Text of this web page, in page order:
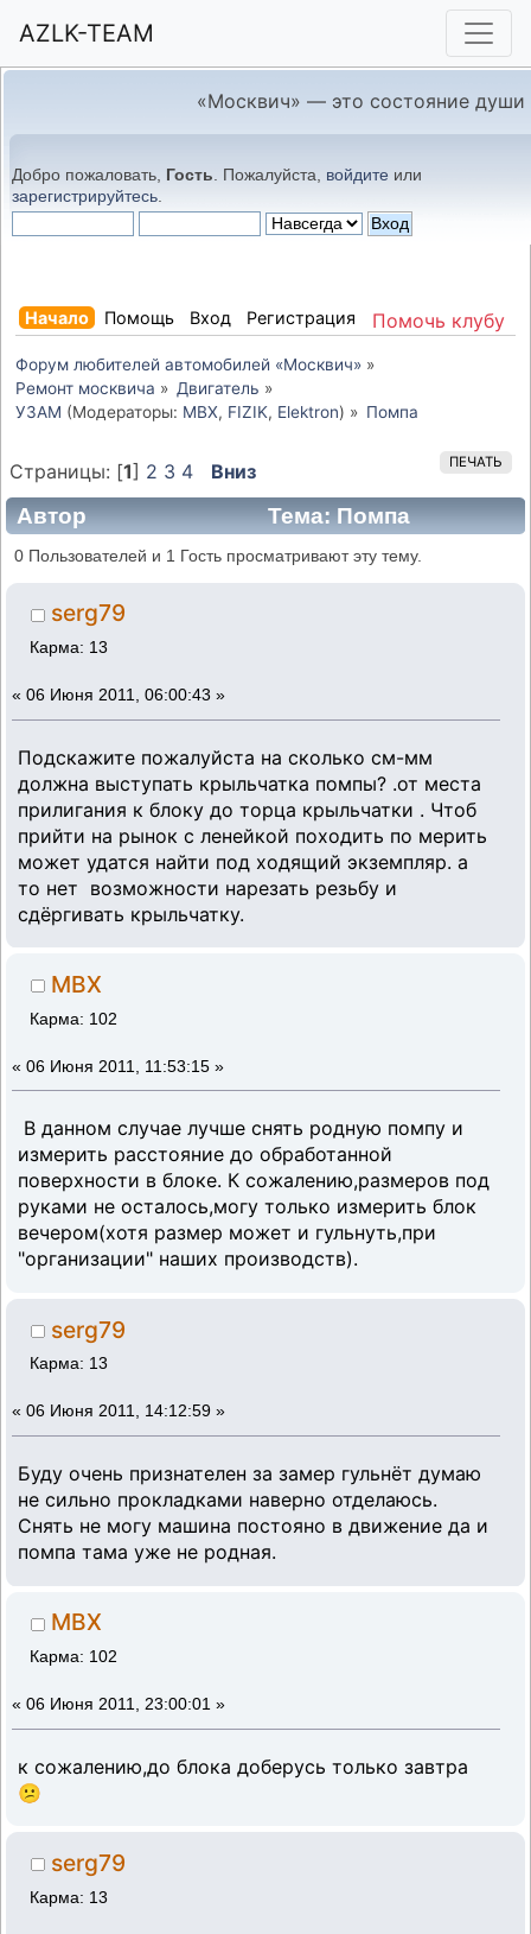
AZLK-TEAM
«Москвич» — это состояние души
Добро пожаловать, Гость . Пожалуйста, войдите или
зарегистрируйтесь
Помочь клубу
Начало Помощь Вход Регистрация
Форум любителей автомобилей «Москвич» »
Ремонт москвича » Двигатель »
УЗАМ (Модераторы: MBX, FIZIK, Elektron) » Помпа
ПЕЧАТЬ
Страницы: [1] 2 3 4 Вниз
Автор
Тема: Помпа
(Прочитано 89114 раз)
0 Пользователей и 1 Гость просматривают эту тему.
serg79
Карма: 13
« 06 Июня 2011, 06:00:43 »
Подскажите пожалуйста на сколько см-мм
должна выступать крыльчатка помпы? .от места
прилигания к блоку до торца крыльчатки . Чтоб
прийти на рынок с ленейкой походить по мерить
может удатся найти под ходящий экземпляр. а
то нет возможности нарезать резьбу и
сдёргивать крыльчатку.
MBX
Карма: 102
« 06 Июня 2011, 11:53:15 »
В данном случае лучше снять родную помпу и
измерить расстояние до обработанной
поверхности в блоке. К сожалению,размеров под
руками не осталось,могу только измерить блок
вечером(хотя размер может и гульнуть,при
"организации" наших производств).
serg79
Карма: 13
« 06 Июня 2011, 14:12:59 »
Буду очень признателен за замер гульнёт думаю
не сильно прокладками наверно отделаюсь.
Снять не могу машина постояно в движение да и
помпа тама уже не родная.
MBX
Карма: 102
« 06 Июня 2011, 23:00:01 »
к сожалению,до блока доберусь только завтра
😕
serg79
Карма: 13